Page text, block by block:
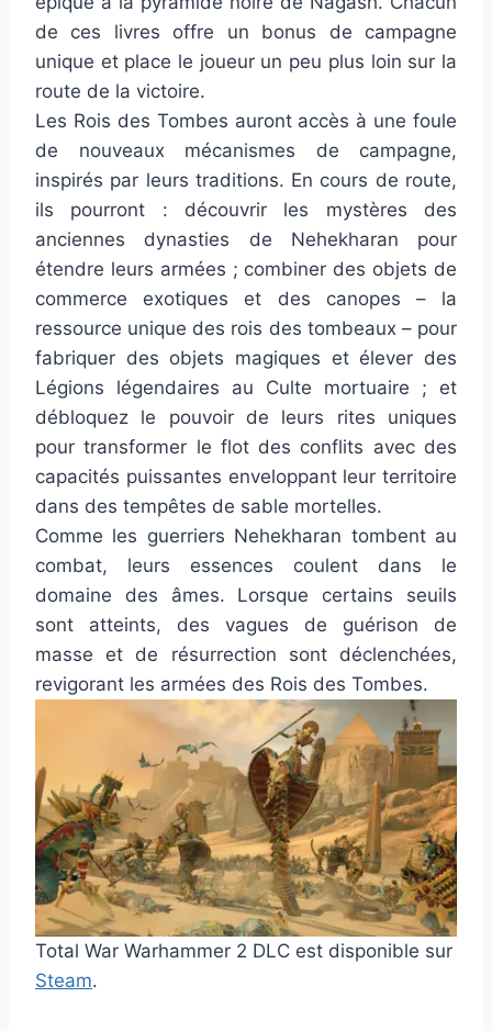
de ces livres offre un bonus de campagne
unique et place le joueur un peu plus loin sur la
route de la victoire.
Les Rois des Tombes auront accès à une foule
de nouveaux mécanismes de campagne,
inspirés par leurs traditions. En cours de route,
ils pourront : découvrir les mystères des
anciennes dynasties de Nehekharan pour
étendre leurs armées ; combiner des objets de
commerce exotiques et des canopes – la
ressource unique des rois des tombeaux – pour
fabriquer des objets magiques et élever des
Légions légendaires au Culte mortuaire ; et
débloquez le pouvoir de leurs rites uniques
pour transformer le flot des conflits avec des
capacités puissantes enveloppant leur territoire
dans des tempêtes de sable mortelles.
Comme les guerriers Nehekharan tombent au
combat, leurs essences coulent dans le
domaine des âmes. Lorsque certains seuils
sont atteints, des vagues de guérison de
masse et de résurrection sont déclenchées,
revigorant les armées des Rois des Tombes.
Total War Warhammer 2 DLC est disponible sur
Steam.